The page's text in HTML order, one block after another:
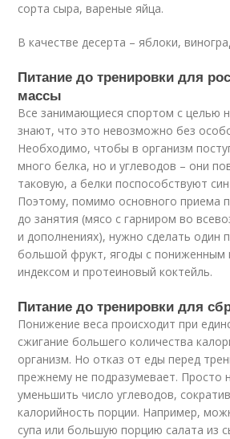
сорта сыра, вареные яйца.
В качестве десерта – яблоки,
Питание до тренировки для
массы
Все занимающиеся спортом с целью
знают, что это невозможно без
Необходимо, чтобы в организм
много белка, но и углеводов – они
таковую, а белки поспособствуют
Поэтому, помимо основного приема
до занятия (мясо с гарниром во
и дополнениях), нужно сделать один
большой фрукт, ягоды с пониженным
индексом и протеиновый коктейль.
Питание до тренировки для
Понижение веса происходит при
сжигание большего количества
организм. Но отказ от еды перед
прежнему не подразумевает. Просто
уменьшить число углеводов,
калорийность порции. Например,
супа или большую порцию салата из